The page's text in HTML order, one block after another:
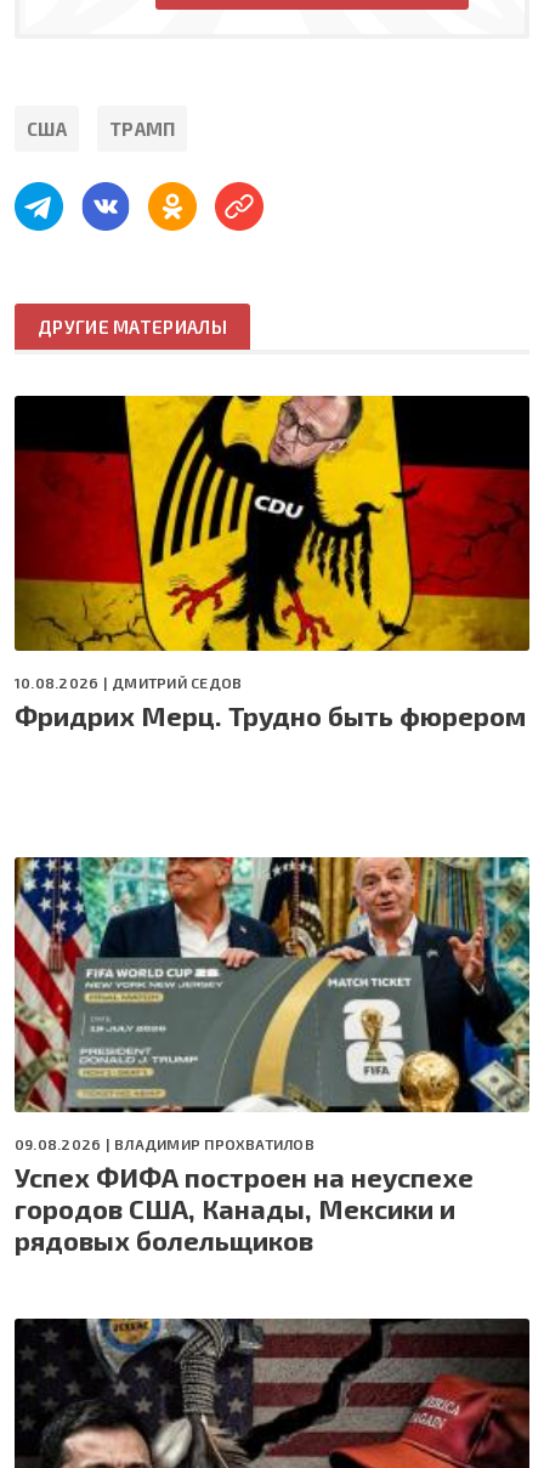
США ТРАМП
ДРУГИЕ МАТЕРИАЛЫ
10.08.2026 | ДМИТРИЙ СЕДОВ
Фридрих Мерц. Трудно быть фюрером
09.08.2026 | ВЛАДИМИР ПРОХВАТИЛОВ
Успех ФИФА построен на неуспехе
городов США, Канады, Мексики и
рядовых болельщиков